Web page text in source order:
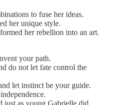
to fuse her ideas.
her unique style.
her rebellion into an art.
your path.
do not let fate control the
let instinct be your guide.